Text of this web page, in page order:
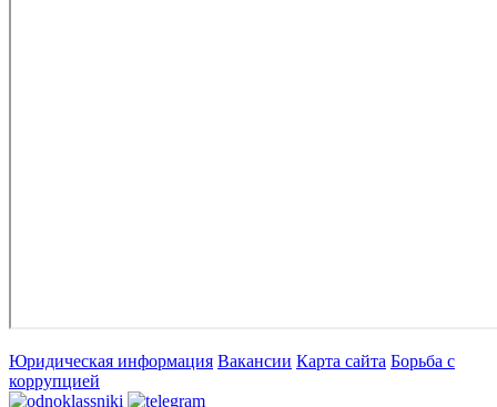
Юридическая информация Вакансии Карта сайта Борьба с
коррупцией